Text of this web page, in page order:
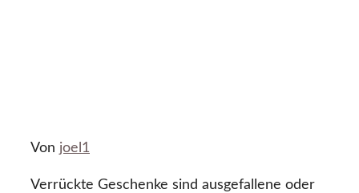
Von joel1
Verrückte Geschenke sind ausgefallene oder